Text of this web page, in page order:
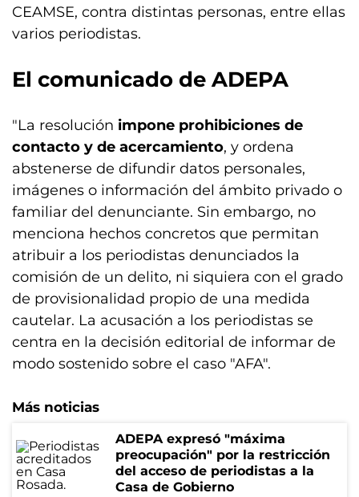
CEAMSE, contra distintas personas, entre ellas
varios periodistas.
El comunicado de ADEPA
"La resolución impone prohibiciones de
contacto y de acercamiento, y ordena
abstenerse de difundir datos personales,
imágenes o información del ámbito privado o
familiar del denunciante. Sin embargo, no
menciona hechos concretos que permitan
atribuir a los periodistas denunciados la
comisión de un delito, ni siquiera con el grado
de provisionalidad propio de una medida
cautelar. La acusación a los periodistas se
centra en la decisión editorial de informar de
modo sostenido sobre el caso "AFA".
Más noticias
ADEPA expresó "máxima
preocupación" por la restricción
del acceso de periodistas a la
Casa de Gobierno